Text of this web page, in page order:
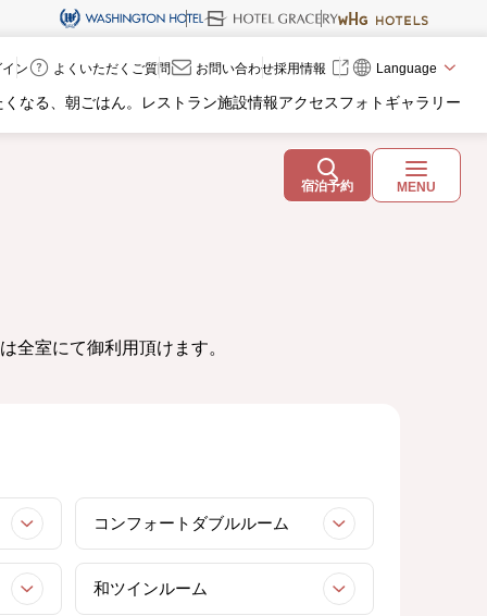
ン よくいただくご質問 お問い合わせ採用情報 Language
なる、朝ごはん。 レストラン施設情報アクセスフォトギャラリー
宿泊予約 MENU
全室にて御利用頂けます。
コンフォートダブルルーム
和ツインルーム